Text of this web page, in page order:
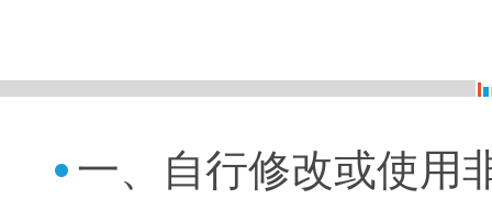
一、自行修改或使用